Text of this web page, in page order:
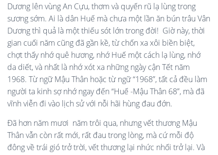
Dương lên vùng An Cựu, thơm và quyến rũ lạ lùng trong
sương sớm. Ai là dân Huế mà chưa một lần ăn bún trâu Vân
Dương thì quả là một thiếu sót lớn trong đời! Giờ này, thời
gian cuối năm cũng đã gần kề, từ chốn xa xôi biền biệt,
chợt thấy nhớ quê hương, nhớ Huế một cách lạ lùng, nhớ
da diết, và nhất là nhớ xót xa những ngày cận Tết năm
1968. Từ ngữ Mậu Thân hoặc từ ngữ “1968”, tất cả đều làm
người ta kinh sợ nhớ ngay đến “Huế -Mậu Thân 68”, mà đã
vĩnh viễn đi vào lịch sử với nỗi hãi hùng đau đớn.
Đã hơn năm mươi năm trôi qua, nhưng vết thương Mậu
Thân vẫn còn rất mới, rất đau trong lòng, mà cứ mỗi độ
đông về trái gió trở trời, vết thương lại nhức nhối trở lại. Và